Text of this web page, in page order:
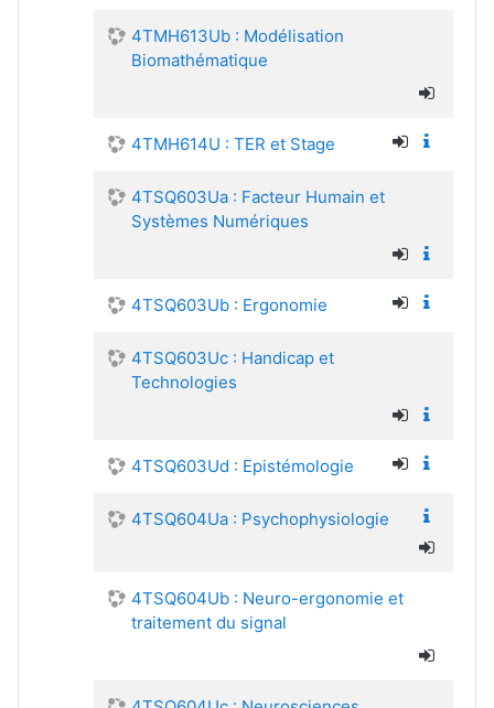
4TMH613Ub : Modélisation
Biomathématique
4TMH614U : TER et Stage
4TSQ603Ua : Facteur Humain et
Systèmes Numériques
4TSQ603Ub : Ergonomie
4TSQ603Uc : Handicap et
Technologies
4TSQ603Ud : Epistémologie
4TSQ604Ua : Psychophysiologie
4TSQ604Ub : Neuro-ergonomie et
traitement du signal